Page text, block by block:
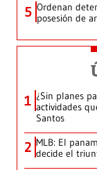
5 Ordenan
posesión de
1 ¿Sin planes
actividades
Santos
2 MLB: El
decide el